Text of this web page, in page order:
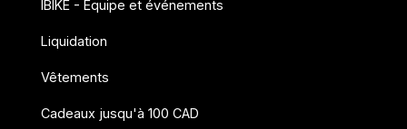
IBIKE - Équipe et événements
Liquidation
Vêtements
Cadeaux jusqu'à 100 CAD